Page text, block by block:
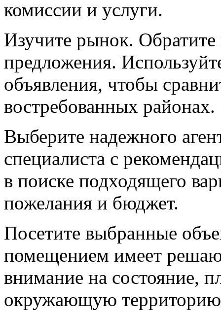
комиссии и услуги.
Изучите рынок.
предложения.
объявления, чтобы
востребованных районах.
Выберите надежного
специалиста с
в поиске подходящего
пожелания и бюджет.
Посетите выбранные
помещением имеет
внимание на состояние,
окружающую